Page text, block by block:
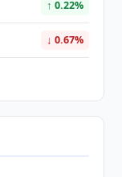
↑ 0.22%
↓ 0.67%